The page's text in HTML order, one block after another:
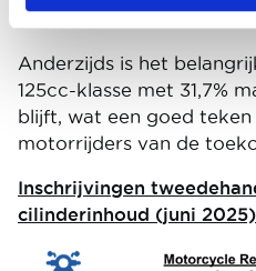
Anderzijds is het
125cc-klasse met 31,7%
blijft, wat een goed
motorrijders van de
Inschrijvingen
cilinderinhoud (juni 2025)
Image